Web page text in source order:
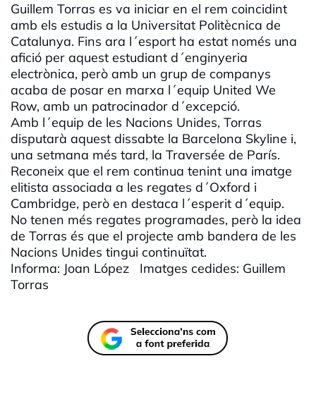
Guillem Torras es va iniciar en el rem coincidint
amb els estudis a la Universitat Politècnica de
Catalunya. Fins ara l´esport ha estat només una
afició per aquest estudiant d´enginyeria
electrònica, però amb un grup de companys
acaba de posar en marxa l´equip United We
Row, amb un patrocinador d´excepció.
Amb l´equip de les Nacions Unides, Torras
disputarà aquest dissabte la Barcelona Skyline i,
una setmana més tard, la Traversée de París.
Reconeix que el rem continua tenint una imatge
elitista associada a les regates d´Oxford i
Cambridge, però en destaca l´esperit d´equip.
No tenen més regates programades, però la idea
de Torras és que el projecte amb bandera de les
Nacions Unides tingui continuïtat.
Informa: Joan López Imatges cedides: Guillem
Torras